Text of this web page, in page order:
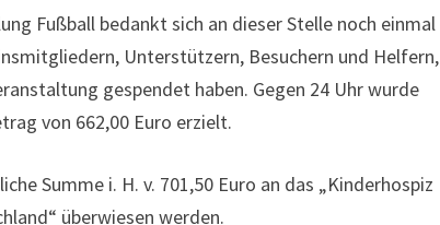
Fußball bedankt sich an dieser Stelle noch einmal
Unterstützern, Besuchern und Helfern,
gespendet haben. Gegen 24 Uhr wurde
von 662,00 Euro erzielt.
Summe i. H. v. 701,50 Euro an das „Kinderhospiz
überwiesen werden.